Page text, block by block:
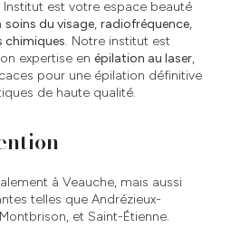
Institut est votre espace beauté
soins du visage, radiofréquence,
chimiques. Notre institut est
expertise en épilation au laser,
pour une épilation définitive
de haute qualité.
à Veauche, mais aussi
telles que Andrézieux-
et Saint-Étienne.